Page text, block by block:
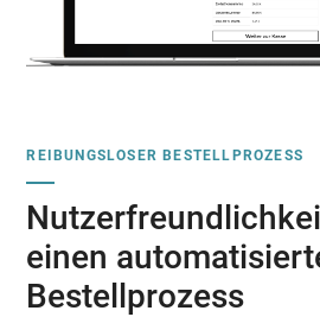
REIBUNGSLOSER BESTELLPROZESS
einen
Bestellprozess